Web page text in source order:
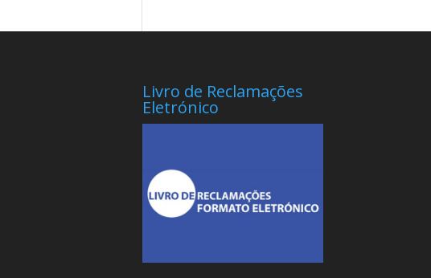
Livro de Reclamações
Eletrónico